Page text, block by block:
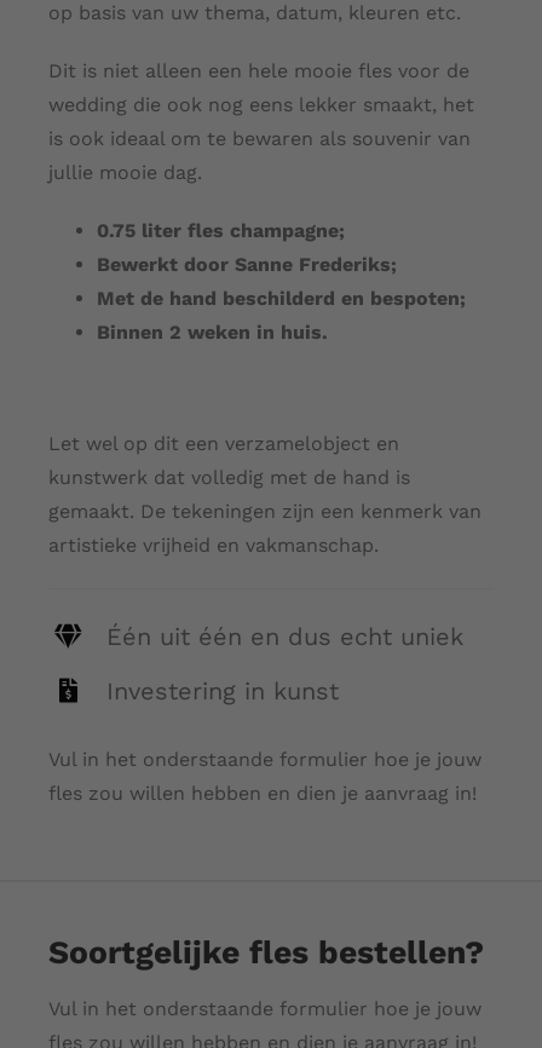
op basis van uw thema, datum, kleuren etc.
Dit is niet alleen een hele mooie fles voor de
wedding die ook nog eens lekker smaakt, het
is ook ideaal om te bewaren als souvenir van
jullie mooie dag.
0.75 liter fles champagne;
Bewerkt door Sanne Frederiks;
Met de hand beschilderd en bespoten;
Binnen 2 weken in huis.
Let wel op dit een verzamelobject en
kunstwerk dat volledig met de hand is
gemaakt. De tekeningen zijn een kenmerk van
artistieke vrijheid en vakmanschap.
Één uit één en dus echt uniek
Investering in kunst
Vul in het onderstaande formulier hoe je jouw
fles zou willen hebben en dien je aanvraag in!
Soortgelijke fles bestellen?
Vul in het onderstaande formulier hoe je jouw
fles zou willen hebben en dien je aanvraag in!